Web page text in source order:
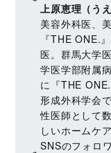
上原恵理（う
美容外科医、
『THE ONE.
医。群馬大学
学医学部附属
に『THE ONE.
形成外科学会
性医師として
しいホームケ
SNSのフォロ